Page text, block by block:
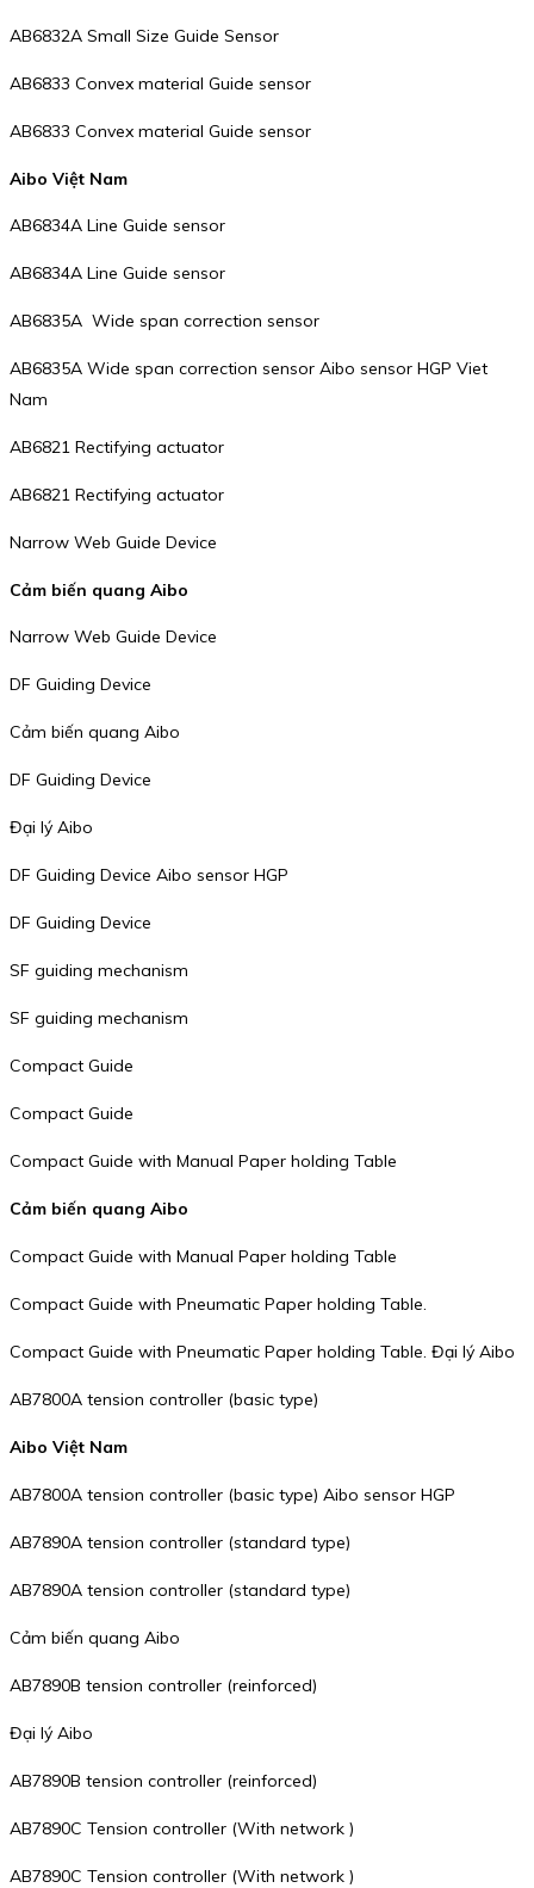
AB6832A Small Size Guide Sensor
AB6833 Convex material Guide sensor
AB6833 Convex material Guide sensor
Aibo Việt Nam
AB6834A Line Guide sensor
AB6834A Line Guide sensor
AB6835A Wide span correction sensor
AB6835A Wide span correction sensor Aibo sensor HGP Viet
Nam
AB6821 Rectifying actuator
AB6821 Rectifying actuator
Narrow Web Guide Device
Cảm biến quang Aibo
Narrow Web Guide Device
DF Guiding Device
Cảm biến quang Aibo
DF Guiding Device
Đại lý Aibo
DF Guiding Device Aibo sensor HGP
DF Guiding Device
SF guiding mechanism
SF guiding mechanism
Compact Guide
Compact Guide
Compact Guide with Manual Paper holding Table
Cảm biến quang Aibo
Compact Guide with Manual Paper holding Table
Compact Guide with Pneumatic Paper holding Table.
Compact Guide with Pneumatic Paper holding Table. Đại lý Aibo
AB7800A tension controller (basic type)
Aibo Việt Nam
AB7800A tension controller (basic type) Aibo sensor HGP
AB7890A tension controller (standard type)
AB7890A tension controller (standard type)
Cảm biến quang Aibo
AB7890B tension controller (reinforced)
Đại lý Aibo
AB7890B tension controller (reinforced)
AB7890C Tension controller (With network )
AB7890C Tension controller (With network )